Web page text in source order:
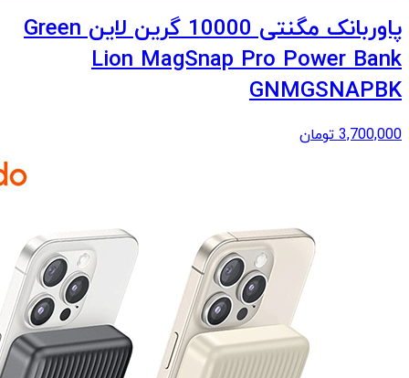
پاوربانک مگنتی 10000 گرین لاین Green
Lion MagSnap Pro Power Bank
GNMGSNAPBK
3,700,000 تومان